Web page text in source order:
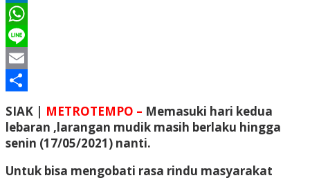
LinkedIn
WhatsApp
Line
Email
Share
SIAK | METROTEMPO – Memasuki hari kedua
lebaran ,larangan mudik masih berlaku hingga
senin (17/05/2021) nanti.
Untuk bisa mengobati rasa rindu masyarakat